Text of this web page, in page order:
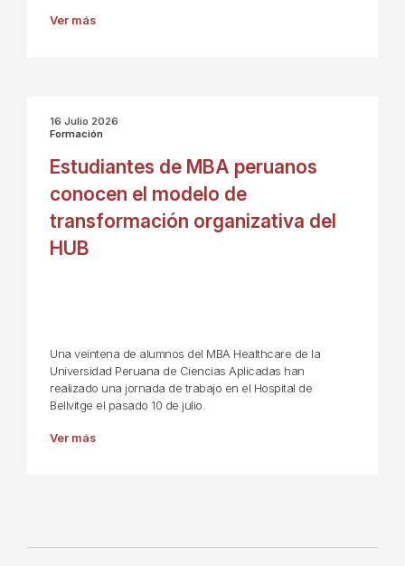
Ver más
16 Julio 2026
Formación
Estudiantes de MBA peruanos
conocen el modelo de
transformación organizativa del
HUB
Una veintena de alumnos del MBA Healthcare de la
Universidad Peruana de Ciencias Aplicadas han
realizado una jornada de trabajo en el Hospital de
Bellvitge el pasado 10 de julio.
Ver más